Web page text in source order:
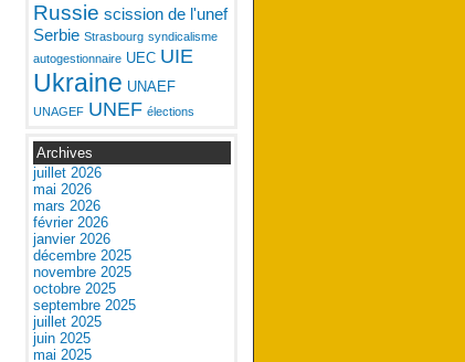
Russie scission de l'unef
Serbie Strasbourg syndicalisme
autogestionnaire UEC UIE
Ukraine UNAEF
UNAGEF UNEF élections
Archives
juillet 2026
mai 2026
mars 2026
février 2026
janvier 2026
décembre 2025
novembre 2025
octobre 2025
septembre 2025
juillet 2025
juin 2025
mai 2025